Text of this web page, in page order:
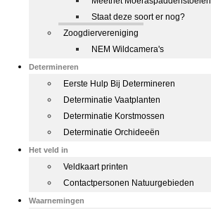
Staat deze soort er nog?
Zoogdiervereniging
NEM Wildcamera's
Determineren
Eerste Hulp Bij Determineren
Determinatie Vaatplanten
Determinatie Korstmossen
Determinatie Orchideeën
Het veld in
Veldkaart printen
Contactpersonen Natuurgebieden
Waarnemingen